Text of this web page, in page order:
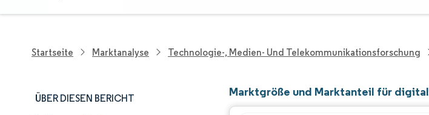
Startseite Marktanalyse Technologie-, Medien- Und Telekommunikationsforschung
ÜBER DIESEN BERICHT Marktgröße und Marktanteil für